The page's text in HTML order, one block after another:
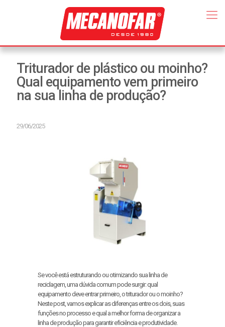
Triturador de plástico ou moinho?
Qual equipamento vem primeiro
na sua linha de produção?
29/06/2025
Se você está estruturando ou otimizando sua linha de
reciclagem, uma dúvida comum pode surgir: qual
equipamento deve entrar primeiro, o triturador ou o moinho?
Neste post, vamos explicar as diferenças entre os dois, suas
funções no processo e qual a melhor forma de organizar a
linha de produção para garantir eficiência e produtividade.